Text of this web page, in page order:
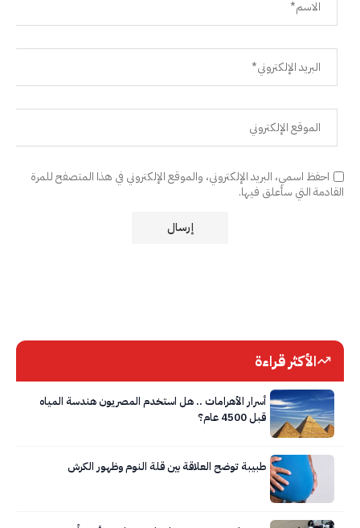
احفظ اسمي، البريد الإلكتروني، والموقع الإلكتروني في هذا المتصفح للمرة
القادمة التي سأعلق فيها.
الأكثر قراءة
أسرار الأهرامات .. هل استخدم المصريون هندسة المياه
قبل 4500 عام؟
طبيبة توضح العلاقة بين قلة النوم وظهور الكرش